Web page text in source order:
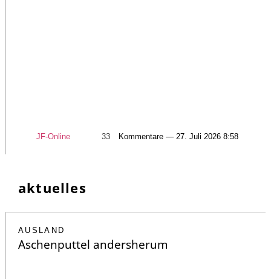
JF-Online 33 Kommentare — 27. Juli 2026 8:58
aktuelles
AUSLAND
Aschenputtel andersherum